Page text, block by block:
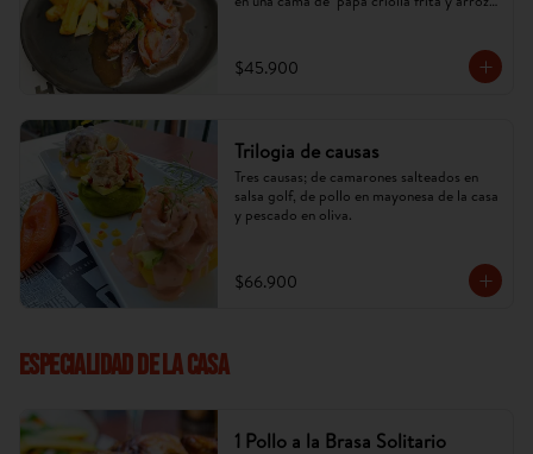
$45.900
Trilogia de causas
Tres causas; de camarones salteados en
salsa golf, de pollo en mayonesa de la casa
y pescado en oliva.
$66.900
ESPECIALIDAD DE LA CASA
1 Pollo a la Brasa Solitario